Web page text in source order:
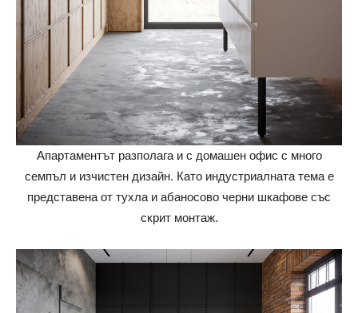
Апартаментът разполага и с домашен офис с много
семпъл и изчистен дизайн. Като индустриалната тема е
представена от тухла и абаносово черни шкафове със
скрит монтаж.